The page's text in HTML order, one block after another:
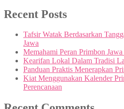
Recent Posts
Tafsir Watak Berdasarkan
Jawa
Memahami Peran Primbon
Kearifan Lokal Dalam Tradisi
Panduan Praktis Menerapkan
Kiat Menggunakan Kalender
Perencanaan